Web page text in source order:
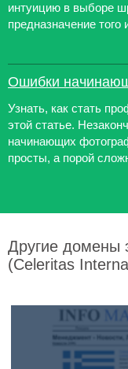
интуицию в выборе
предназначение
Ошибки
Узнать, как стать
этой статье.
начинающих
просты, а порой
Другие домены
(Celeritas